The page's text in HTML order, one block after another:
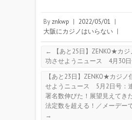
By znkwp | 2022/05/01 |
大阪にカジノはいらない |
←
【あと25日】ZENKO★カ
功させようニュース 4月30
【あと23日】ZENKO★カジノ
せようニュース 5月2日号：
署名数伸びた！展望見えてき
法定数を超える！／メーデー
→